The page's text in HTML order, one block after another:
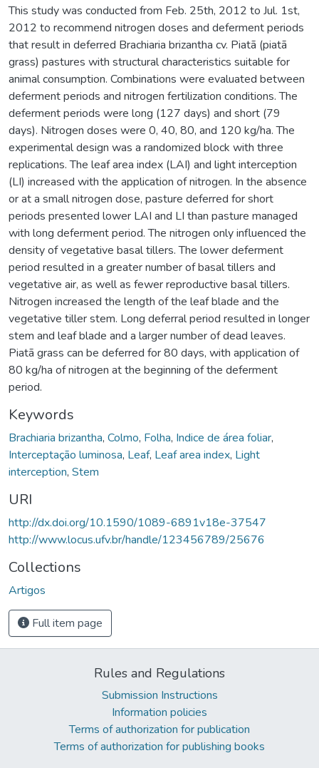
This study was conducted from Feb. 25th, 2012 to Jul. 1st,
2012 to recommend nitrogen doses and deferment periods
that result in deferred Brachiaria brizantha cv. Piatã (piatã
grass) pastures with structural characteristics suitable for
animal consumption. Combinations were evaluated between
deferment periods and nitrogen fertilization conditions. The
deferment periods were long (127 days) and short (79
days). Nitrogen doses were 0, 40, 80, and 120 kg/ha. The
experimental design was a randomized block with three
replications. The leaf area index (LAI) and light interception
(LI) increased with the application of nitrogen. In the absence
or at a small nitrogen dose, pasture deferred for short
periods presented lower LAI and LI than pasture managed
with long deferment period. The nitrogen only influenced the
density of vegetative basal tillers. The lower deferment
period resulted in a greater number of basal tillers and
vegetative air, as well as fewer reproductive basal tillers.
Nitrogen increased the length of the leaf blade and the
vegetative tiller stem. Long deferral period resulted in longer
stem and leaf blade and a larger number of dead leaves.
Piatã grass can be deferred for 80 days, with application of
80 kg/ha of nitrogen at the beginning of the deferment
period.
Keywords
Brachiaria brizantha, Colmo, Folha, Indice de área foliar,
Interceptação luminosa, Leaf, Leaf area index, Light
interception, Stem
URI
http://dx.doi.org/10.1590/1089-6891v18e-37547
http://www.locus.ufv.br/handle/123456789/25676
Collections
Artigos
Full item page
Rules and Regulations
Submission Instructions
Information policies
Terms of authorization for publication
Terms of authorization for publishing books